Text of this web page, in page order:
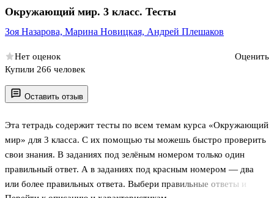
Оставить отзыв
Эта тетрадь содержит тесты по всем темам курса «Окружающий
мир» для 3 класса. С их помощью ты можешь быстро проверить
свои знания. В заданиях под зелёным номером только один
правильный ответ. А в заданиях под красным номером — два
или более правильных ответа. Выбери правильные ответы и
Окружающий мир. 3 класс. Тесты
Зоя Назарова, Марина Новицкая, Андрей Плешаков
Нет оценок
Оценить
Купили 266 человек